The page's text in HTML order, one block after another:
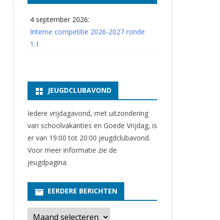
4 september 2026:
Interne competitie 2026-2027 ronde
1.1
JEUGDCLUBAVOND
Iedere vrijdagavond, met uitzondering
van schoolvakanties en Goede Vrijdag, is
er van 19:00 tot 20:00 jeugdclubavond.
Voor meer informatie zie de
jeugdpagina.
EERDERE BERICHTEN
E